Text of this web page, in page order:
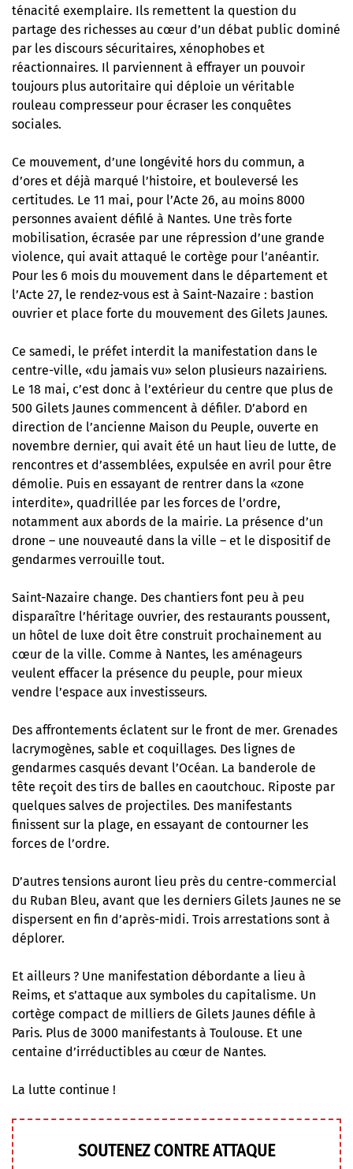
ténacité exemplaire. Ils remettent la question du
partage des richesses au cœur d’un débat public dominé
par les discours sécuritaires, xénophobes et
réactionnaires. Il parviennent à effrayer un pouvoir
toujours plus autoritaire qui déploie un véritable
rouleau compresseur pour écraser les conquêtes
sociales.
Ce mouvement, d’une longévité hors du commun, a
d’ores et déjà marqué l’histoire, et bouleversé les
certitudes. Le 11 mai, pour l’Acte 26, au moins 8000
personnes avaient défilé à Nantes. Une très forte
mobilisation, écrasée par une répression d’une grande
violence, qui avait attaqué le cortège pour l’anéantir.
Pour les 6 mois du mouvement dans le département et
l’Acte 27, le rendez-vous est à Saint-Nazaire : bastion
ouvrier et place forte du mouvement des Gilets Jaunes.
Ce samedi, le préfet interdit la manifestation dans le
centre-ville, «du jamais vu» selon plusieurs nazairiens.
Le 18 mai, c’est donc à l’extérieur du centre que plus de
500 Gilets Jaunes commencent à défiler. D’abord en
direction de l’ancienne Maison du Peuple, ouverte en
novembre dernier, qui avait été un haut lieu de lutte, de
rencontres et d’assemblées, expulsée en avril pour être
démolie. Puis en essayant de rentrer dans la «zone
interdite», quadrillée par les forces de l’ordre,
notamment aux abords de la mairie. La présence d’un
drone – une nouveauté dans la ville – et le dispositif de
gendarmes verrouille tout.
Saint-Nazaire change. Des chantiers font peu à peu
disparaître l’héritage ouvrier, des restaurants poussent,
un hôtel de luxe doit être construit prochainement au
cœur de la ville. Comme à Nantes, les aménageurs
veulent effacer la présence du peuple, pour mieux
vendre l’espace aux investisseurs.
Des affrontements éclatent sur le front de mer. Grenades
lacrymogènes, sable et coquillages. Des lignes de
gendarmes casqués devant l’Océan. La banderole de
tête reçoit des tirs de balles en caoutchouc. Riposte par
quelques salves de projectiles. Des manifestants
finissent sur la plage, en essayant de contourner les
forces de l’ordre.
D’autres tensions auront lieu près du centre-commercial
du Ruban Bleu, avant que les derniers Gilets Jaunes ne se
dispersent en fin d’après-midi. Trois arrestations sont à
déplorer.
Et ailleurs ? Une manifestation débordante a lieu à
Reims, et s’attaque aux symboles du capitalisme. Un
cortège compact de milliers de Gilets Jaunes défile à
Paris. Plus de 3000 manifestants à Toulouse. Et une
centaine d’irréductibles au cœur de Nantes.
La lutte continue !
SOUTENEZ CONTRE ATTAQUE